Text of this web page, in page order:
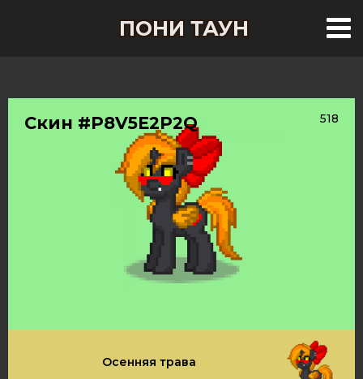
ПОНИ ТАУН
Скин #P8V5E2P2Q 518
Осенняя трава